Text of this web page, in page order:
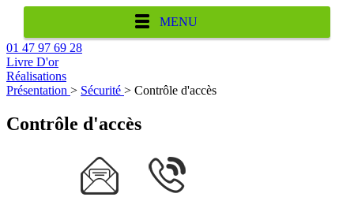
MENU
01 47 97 69 28
Livre D'or
Réalisations
Présentation > Sécurité > Contrôle d'accès
Contrôle d'accès